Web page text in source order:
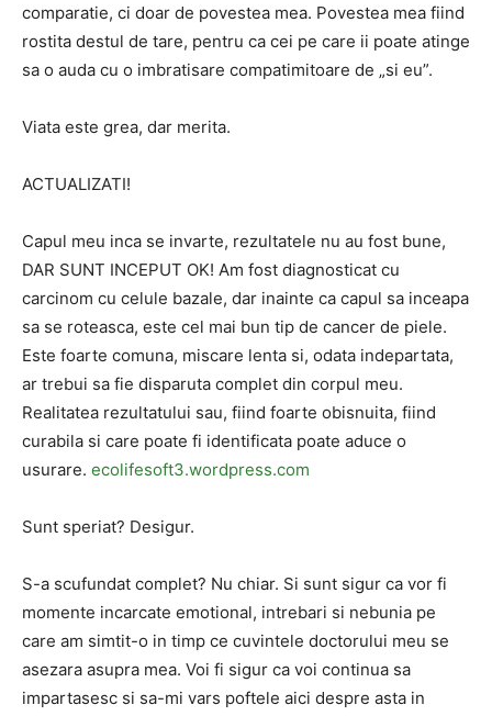
comparatie, ci doar de povestea mea. Povestea mea fiind
rostita destul de tare, pentru ca cei pe care ii poate atinge
sa o auda cu o imbratisare compatimitoare de „si eu”.
Viata este grea, dar merita.
ACTUALIZATI!
Capul meu inca se invarte, rezultatele nu au fost bune,
DAR SUNT INCEPUT OK! Am fost diagnosticat cu
carcinom cu celule bazale, dar inainte ca capul sa inceapa
sa se roteasca, este cel mai bun tip de cancer de piele.
Este foarte comuna, miscare lenta si, odata indepartata,
ar trebui sa fie disparuta complet din corpul meu.
Realitatea rezultatului sau, fiind foarte obisnuita, fiind
curabila si care poate fi identificata poate aduce o
usurare. ecolifesoft3.wordpress.com
Sunt speriat? Desigur.
S-a scufundat complet? Nu chiar. Si sunt sigur ca vor fi
momente incarcate emotional, intrebari si nebunia pe
care am simtit-o in timp ce cuvintele doctorului meu se
asezara asupra mea. Voi fi sigur ca voi continua sa
impartasesc si sa-mi vars poftele aici despre asta in